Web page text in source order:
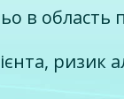
в
ризик